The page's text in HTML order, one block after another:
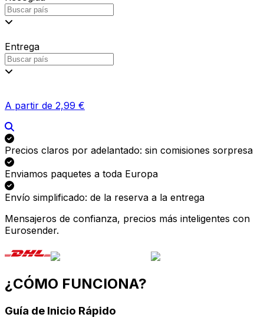
Precios claros por adelantado: sin comisiones sorpresa
Envío simplificado: de la reserva a la entrega
¿CÓMO FUNCIONA?
Guía de Inicio Rápido
1
Solicita un Presupuesto
Ingresa los detalles de tu envío. Te mostraremos
las mejores ofertas al instante.
2
Elige y Paga